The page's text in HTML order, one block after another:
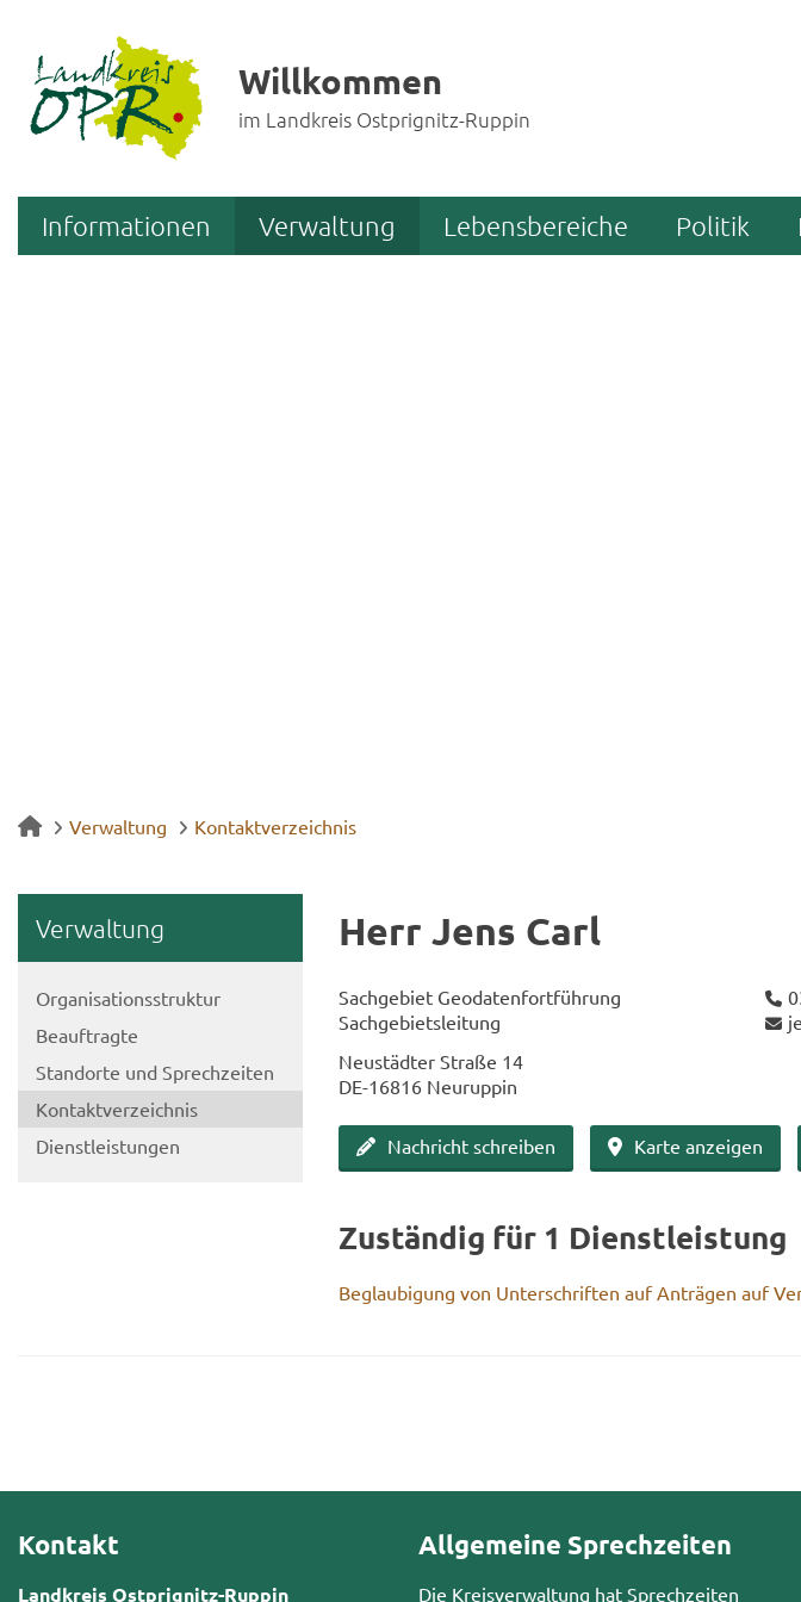
Willkommen
im Landkreis Ostprignitz-Ruppin
Informationen Verwaltung Lebensbereiche Politik
Verwaltung Kontaktverzeichnis
Ver­wal­tung
Or­ga­ni­sa­ti­ons­struk­tur
Be­auf­trag­te
Stand­or­te und Sprech­zei­ten
Kon­takt­ver­zeich­nis
Dienst­leis­tun­gen
Herr Jens Carl
Sach­ge­biet Geo­da­ten­fort­füh­rung
Sach­ge­biets­lei­tung
Neu­städ­ter Stra­ße 14
DE-​16816 Neu­rup­pin
Nach­richt schrei­ben Karte an­zei­gen
Zu­stän­dig für 1 Dienst­leis­tung
Be­glau­bi­gung von Un­ter­schrif­ten auf An­trä­gen auf
Kontakt
Landkreis Ostprignitz-Ruppin
Allgemeine Sprechzeiten
Die Kreisverwaltung hat Sprechzeiten